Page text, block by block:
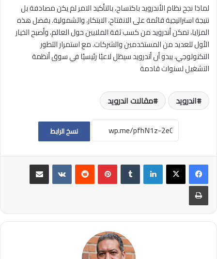
لماذا نجح نظام الأندرويد باكتساح، بالتأكيد الامر لم يكن مصادفة بل
نتيجة استراتيجية قائمة على الانفتاح، الابتكار، والشمولية. بفضل هذه
المزايا، تمكن أندرويد من كسب ثقة الملايين حول العالم، وأصبح الخيار
الأول للعديد من المستخدمين والشركات. مع استمرار التطور
التكنولوجي، يبدو أن أندرويد سيظل لاعبًا رئيسيًا في سوق أنظمة
التشغيل لسنوات قادمة
اندرويد مقالات اندرويد
نسخ الرابط
لينكدإن بينتيريست
مشاركة عبر البريد
طباعة